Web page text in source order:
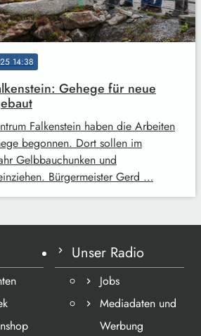
14:38
Gehege für neue
Falkenstein haben die Arbeiten
begonnen. Dort sollen im
Gelbbauchunken und
Bürgermeister Gerd …
Unser Radio
Jobs
Mediadaten und
Werbung